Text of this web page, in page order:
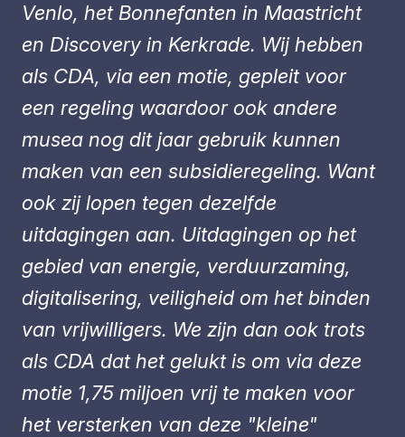
Venlo, het Bonnefanten in Maastricht
en Discovery in Kerkrade. Wij hebben
als CDA, via een motie, gepleit voor
een regeling waardoor ook andere
musea nog dit jaar gebruik kunnen
maken van een subsidieregeling. Want
ook zij lopen tegen dezelfde
uitdagingen aan. Uitdagingen op het
gebied van energie, verduurzaming,
digitalisering, veiligheid om het binden
van vrijwilligers. We zijn dan ook trots
als CDA dat het gelukt is om via deze
motie 1,75 miljoen vrij te maken voor
het versterken van deze "kleine"